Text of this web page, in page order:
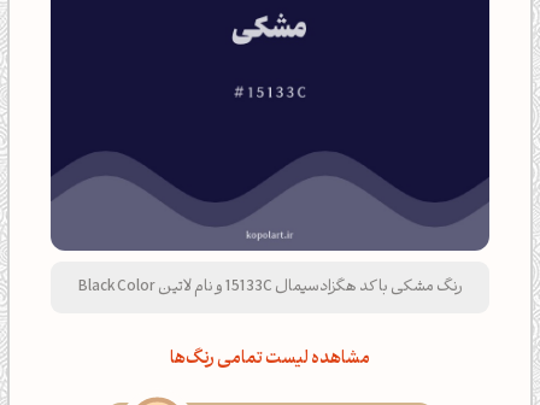
رنگ مشکی با کد هگزادسیمال 15133C و نام لاتین Black Color
مشاهده لیست تمامی رنگ‌ها